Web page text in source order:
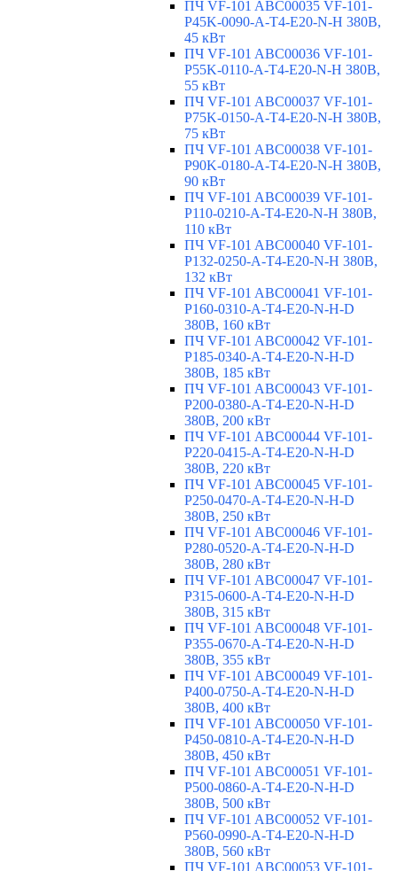
ПЧ VF-101 ABC00035 VF-101-
P45K-0090-A-T4-E20-N-H 380В,
45 кВт
ПЧ VF-101 ABC00036 VF-101-
P55K-0110-A-T4-E20-N-H 380В,
55 кВт
ПЧ VF-101 ABC00037 VF-101-
P75K-0150-A-T4-E20-N-H 380В,
75 кВт
ПЧ VF-101 ABC00038 VF-101-
P90K-0180-A-T4-E20-N-H 380В,
90 кВт
ПЧ VF-101 ABC00039 VF-101-
P110-0210-A-T4-E20-N-H 380В,
110 кВт
ПЧ VF-101 ABC00040 VF-101-
P132-0250-A-T4-E20-N-H 380В,
132 кВт
ПЧ VF-101 ABC00041 VF-101-
P160-0310-A-T4-E20-N-H-D
380В, 160 кВт
ПЧ VF-101 ABC00042 VF-101-
P185-0340-A-T4-E20-N-H-D
380В, 185 кВт
ПЧ VF-101 ABC00043 VF-101-
P200-0380-A-T4-E20-N-H-D
380В, 200 кВт
ПЧ VF-101 ABC00044 VF-101-
P220-0415-A-T4-E20-N-H-D
380В, 220 кВт
ПЧ VF-101 ABC00045 VF-101-
P250-0470-A-T4-E20-N-H-D
380В, 250 кВт
ПЧ VF-101 ABC00046 VF-101-
P280-0520-A-T4-E20-N-H-D
380В, 280 кВт
ПЧ VF-101 ABC00047 VF-101-
P315-0600-A-T4-E20-N-H-D
380В, 315 кВт
ПЧ VF-101 ABC00048 VF-101-
P355-0670-A-T4-E20-N-H-D
380В, 355 кВт
ПЧ VF-101 ABC00049 VF-101-
P400-0750-A-T4-E20-N-H-D
380В, 400 кВт
ПЧ VF-101 ABC00050 VF-101-
P450-0810-A-T4-E20-N-H-D
380В, 450 кВт
ПЧ VF-101 ABC00051 VF-101-
P500-0860-A-T4-E20-N-H-D
380В, 500 кВт
ПЧ VF-101 ABC00052 VF-101-
P560-0990-A-T4-E20-N-H-D
380В, 560 кВт
ПЧ VF-101 ABC00053 VF-101-